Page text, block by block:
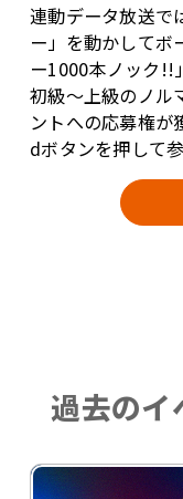
連動データ放送で
ー」を動かしてボ
ー1000本ノック!!
初級～上級のノル
ントへの応募権が
dボタンを押して
過去のイ